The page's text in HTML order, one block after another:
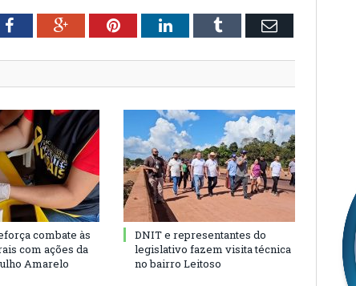
FacebookGoogle+PinterestLinkedInTumblr Email
combate às
com ações da
Amarelo
DNIT e representantes do
legislativo fazem visita técnica
no bairro Leitoso